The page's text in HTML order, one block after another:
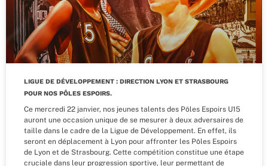
LIGUE DE DÉVELOPPEMENT : DIRECTION LYON ET STRASBOURG
POUR NOS PÔLES ESPOIRS.
Ce mercredi 22 janvier, nos jeunes talents des Pôles Espoirs U15
auront une occasion unique de se mesurer à deux adversaires de
taille dans le cadre de la Ligue de Développement. En effet, ils
seront en déplacement à Lyon pour affronter les Pôles Espoirs
de Lyon et de Strasbourg. Cette compétition constitue une étape
cruciale dans leur progression sportive, leur permettant de